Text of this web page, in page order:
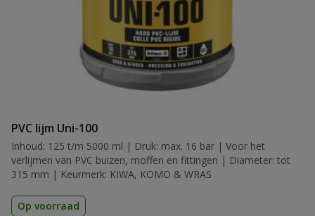
PVC lijm Uni-100
Inhoud: 125 t/m 5000 ml | Druk: max. 16 bar | Voor het
verlijmen van PVC buizen, moffen en fittingen | Diameter: tot
315 mm | Keurmerk: KIWA, KOMO & WRAS
Op voorraad